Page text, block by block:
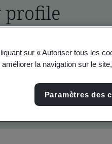
profile
certificates -
sur « Autoriser tous les
améliorer la navigation sur le
Paramètres des